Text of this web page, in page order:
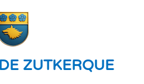
ZUTKERQUE